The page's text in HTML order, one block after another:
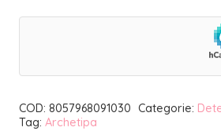
120
quantità
COD: 8057968091030 Categorie:
Tag: Archetipa